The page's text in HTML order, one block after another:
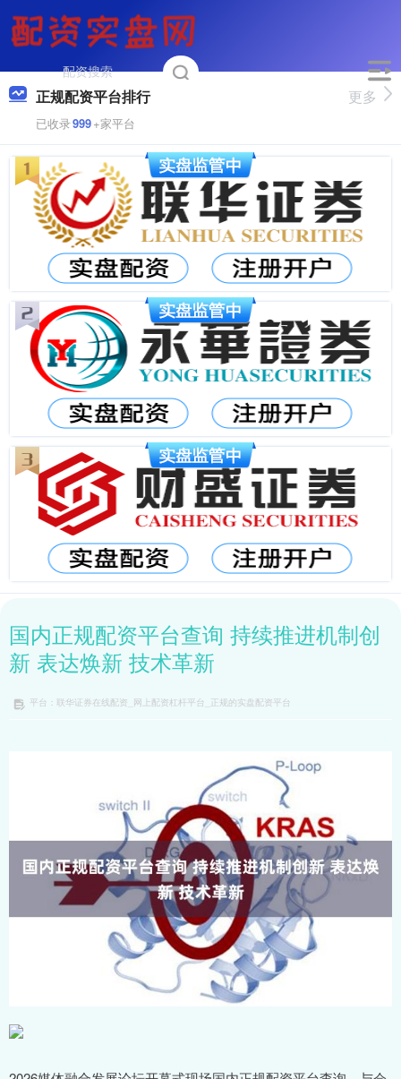
正规配资平台排行
已收录999+家平台
更多
国内正规配资平台查询 持续推进机制创
新 表达焕新 技术革新
平台：联华证券在线配资_网上配资杠杆平台_正规的实盘配资平台